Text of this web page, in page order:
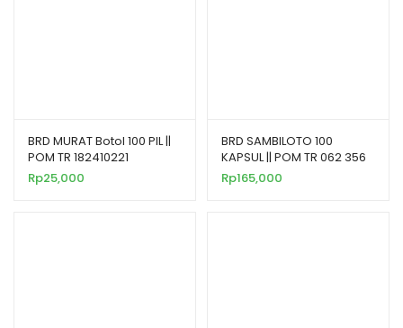
BRD MURAT Botol 100 PIL ||
POM TR 182410221
Rp25,000
BRD SAMBILOTO 100
KAPSUL || POM TR 062 356
961
Rp165,000